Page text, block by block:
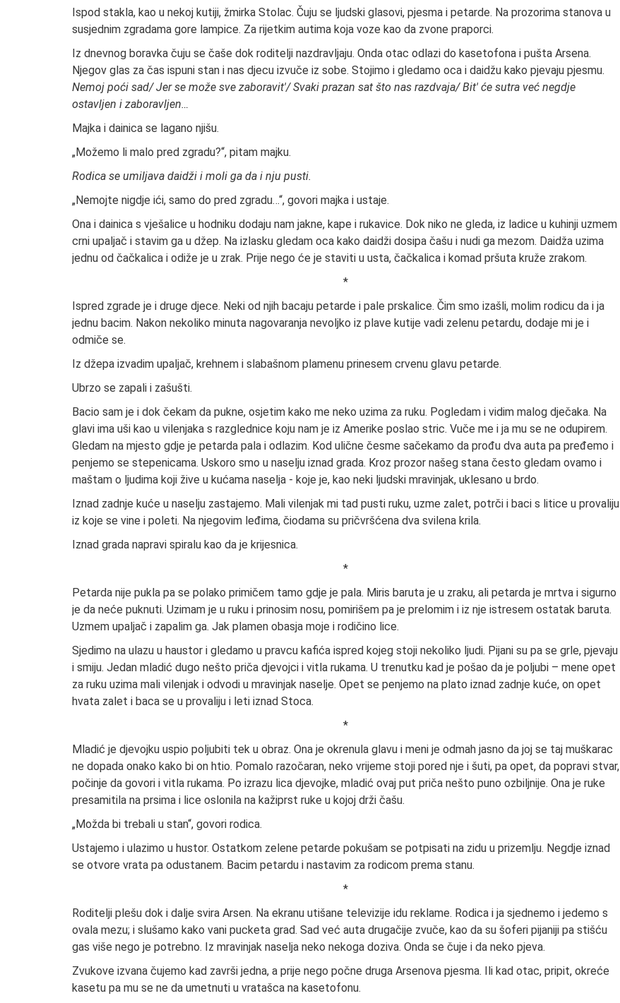
Ispod stakla, kao u nekoj kutiji, žmirka Stolac. Čuju se ljudski glasovi, pjesma i petarde. Na prozorima stanova u
susjednim zgradama gore lampice. Za rijetkim autima koja voze kao da zvone praporci.
Iz dnevnog boravka čuju se čaše dok roditelji nazdravljaju. Onda otac odlazi do kasetofona i pušta Arsena.
Njegov glas za čas ispuni stan i nas djecu izvuče iz sobe. Stojimo i gledamo oca i daidžu kako pjevaju pjesmu.
Nemoj poći sad/ Jer se može sve zaboravit'/ Svaki prazan sat što nas razdvaja/ Bit' će sutra već negdje
ostavljen i zaboravljen…
Majka i dainica se lagano njišu.
„Možemo li malo pred zgradu?“, pitam majku.
Rodica se umiljava daidži i moli ga da i nju pusti.
„Nemojte nigdje ići, samo do pred zgradu…“, govori majka i ustaje.
Ona i dainica s vješalice u hodniku dodaju nam jakne, kape i rukavice. Dok niko ne gleda, iz ladice u kuhinji uzmem
crni upaljač i stavim ga u džep. Na izlasku gledam oca kako daidži dosipa čašu i nudi ga mezom. Daidža uzima
jednu od čačkalica i odiže je u zrak. Prije nego će je staviti u usta, čačkalica i komad pršuta kruže zrakom.
*
Ispred zgrade je i druge djece. Neki od njih bacaju petarde i pale prskalice. Čim smo izašli, molim rodicu da i ja
jednu bacim. Nakon nekoliko minuta nagovaranja nevoljko iz plave kutije vadi zelenu petardu, dodaje mi je i
odmiče se.
Iz džepa izvadim upaljač, krehnem i slabašnom plamenu prinesem crvenu glavu petarde.
Ubrzo se zapali i zašušti.
Bacio sam je i dok čekam da pukne, osjetim kako me neko uzima za ruku. Pogledam i vidim malog dječaka. Na
glavi ima uši kao u vilenjaka s razglednice koju nam je iz Amerike poslao stric. Vuče me i ja mu se ne odupirem.
Gledam na mjesto gdje je petarda pala i odlazim. Kod ulične česme sačekamo da prođu dva auta pa pređemo i
penjemo se stepenicama. Uskoro smo u naselju iznad grada. Kroz prozor našeg stana često gledam ovamo i
maštam o ljudima koji žive u kućama naselja - koje je, kao neki ljudski mravinjak, uklesano u brdo.
Iznad zadnje kuće u naselju zastajemo. Mali vilenjak mi tad pusti ruku, uzme zalet, potrči i baci s litice u provaliju
iz koje se vine i poleti. Na njegovim leđima, čiodama su pričvršćena dva svilena krila.
Iznad grada napravi spiralu kao da je krijesnica.
*
Petarda nije pukla pa se polako primičem tamo gdje je pala. Miris baruta je u zraku, ali petarda je mrtva i sigurno
je da neće puknuti. Uzimam je u ruku i prinosim nosu, pomirišem pa je prelomim i iz nje istresem ostatak baruta.
Uzmem upaljač i zapalim ga. Jak plamen obasja moje i rodičino lice.
Sjedimo na ulazu u haustor i gledamo u pravcu kafića ispred kojeg stoji nekoliko ljudi. Pijani su pa se grle, pjevaju
i smiju. Jedan mladić dugo nešto priča djevojci i vitla rukama. U trenutku kad je pošao da je poljubi – mene opet
za ruku uzima mali vilenjak i odvodi u mravinjak naselje. Opet se penjemo na plato iznad zadnje kuće, on opet
hvata zalet i baca se u provaliju i leti iznad Stoca.
*
Mladić je djevojku uspio poljubiti tek u obraz. Ona je okrenula glavu i meni je odmah jasno da joj se taj muškarac
ne dopada onako kako bi on htio. Pomalo razočaran, neko vrijeme stoji pored nje i šuti, pa opet, da popravi stvar,
počinje da govori i vitla rukama. Po izrazu lica djevojke, mladić ovaj put priča nešto puno ozbiljnije. Ona je ruke
presamitila na prsima i lice oslonila na kažiprst ruke u kojoj drži čašu.
„Možda bi trebali u stan“, govori rodica.
Ustajemo i ulazimo u hustor. Ostatkom zelene petarde pokušam se potpisati na zidu u prizemlju. Negdje iznad
se otvore vrata pa odustanem. Bacim petardu i nastavim za rodicom prema stanu.
*
Roditelji plešu dok i dalje svira Arsen. Na ekranu utišane televizije idu reklame. Rodica i ja sjednemo i jedemo s
ovala mezu; i slušamo kako vani pucketa grad. Sad već auta drugačije zvuče, kao da su šoferi pijaniji pa stišću
gas više nego je potrebno. Iz mravinjak naselja neko nekoga doziva. Onda se čuje i da neko pjeva.
Zvukove izvana čujemo kad završi jedna, a prije nego počne druga Arsenova pjesma. Ili kad otac, pripit, okreće
kasetu pa mu se ne da umetnuti u vratašca na kasetofonu.